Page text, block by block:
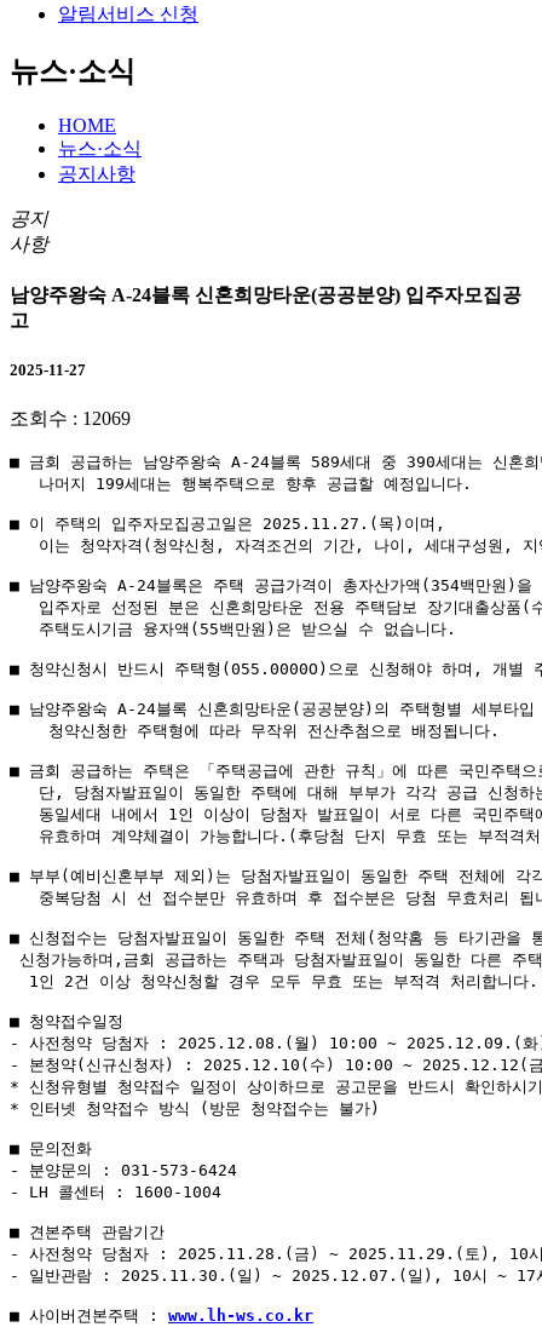
알림서비스 신청
뉴스·소식
HOME
뉴스·소식
공지사항
공지
사항
남양주왕숙 A-24블록 신혼희망타운(공공분양) 입주자모집공
고
2025-11-27
조회수 : 12069
■ 금회 공급하는 남양주왕숙 A-24블록 589세대 중 390세대는 신혼희
   나머지 199세대는 행복주택으로 향후 공급할 예정입니다.
■ 이 주택의 입주자모집공고일은 2025.11.27.(목)이며,
이는 청약자격(청약신청, 자격조건의 기간, 나이, 세대구성원,
■ 남양주왕숙 A-24블록은 주택 공급가격이 총자산가액(354백만원)을
입주자로 선정된 분은 신혼희망타운 전용 주택담보 장기대출상품
   주택도시기금 융자액(55백만원)은 받으실 수 없습니다.
■ 청약신청시 반드시 주택형(055.0000O)으로 신청해야 하며, 개별
■ 남양주왕숙 A-24블록 신혼희망타운(공공분양)의 주택형별 세부타
    청약신청한 주택형에 따라 무작위 전산추첨으로 배정됩니다.
■ 금회 공급하는 주택은 「주택공급에 관한 규칙」에 따른 국민주
단, 당첨자발표일이 동일한 주택에 대해 부부가 각각 공급 신청
동일세대 내에서 1인 이상이 당첨자 발표일이 서로 다른 국민주
유효하며 계약체결이 가능합니다.(후당첨 단지 무효 또는 부적격
■ 부부(예비신혼부부 제외)는 당첨자발표일이 동일한 주택 전체에
중복당첨 시 선 접수분만 유효하며 후 접수분은 당첨 무효처리 됩
■ 신청접수는 당첨자발표일이 동일한 주택 전체(청약홈 등 타기관을
신청가능하며,금회 공급하는 주택과 당첨자발표일이 동일한 다른 주
  1인 2건 이상 청약신청할 경우 모두 무효 또는 부적격 처리합니다.
■ 청약접수일정
- 사전청약 당첨자 : 2025.12.08.(월) 10:00 ~ 2025.12.09.(
- 본청약(신규신청자) : 2025.12.10(수) 10:00 ~ 2025.12.12(
* 신청유형별 청약접수 일정이 상이하므로 공고문을 반드시 확인하시
* 인터넷 청약접수 방식 (방문 청약접수는 불가)
■ 문의전화
- 분양문의 : 031-573-6424
- LH 콜센터 : 1600-1004
■ 견본주택 관람기간
- 사전청약 당첨자 : 2025.11.28.(금) ~ 2025.11.29.(토), 10시
- 일반관람 : 2025.11.30.(일) ~ 2025.12.07.(일), 10시 ~ 17
■ 사이버견본주택 : www.lh-ws.co.kr